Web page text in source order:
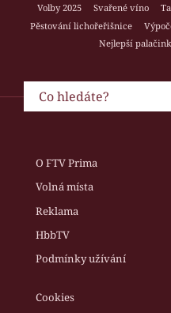
Volby 2025
Svařené víno
Pěstování lichořeřišnice
Nejlepší
O FTV Prima
Volná místa
Reklama
HbbTV
Podmínky užívání
Cookies